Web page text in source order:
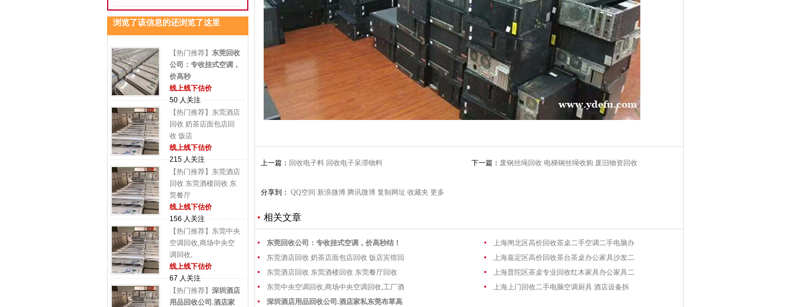
浏览了该信息的还浏览了这里
【热门推荐】 东莞回收
公司：专收挂式空调，
价高秒
线上线下估价
50 人关注
【热门推荐】东莞酒店
回收 奶茶店面包店回
收 饭店
线上线下估价
215 人关注
【热门推荐】东莞酒店
回收 东莞酒楼回收 东
莞餐厅
线上线下估价
156 人关注
【热门推荐】东莞中央
空调回收,商场中央空
调回收,
线上线下估价
67 人关注
【热门推荐】 深圳酒店
用品回收公司.酒店家
上一篇： 回收电子料 回收电子呆滞物料 下一篇： 废钢丝绳回收 电梯钢丝绳收购 废旧物资回收
分享到： QQ空间 新浪微博 腾讯微博 复制网址 收藏夹 更多
相关文章
东莞回收公司：专收挂式空调，价高秒结！
东莞酒店回收 奶茶店面包店回收 饭店宾馆回
东莞酒店回收 东莞酒楼回收 东莞餐厅回收
东莞中央空调回收,商场中央空调回收,工厂酒
深圳酒店用品回收公司.酒店家私东莞布草高
上海闸北区高价回收茶桌二手空调二手电脑办
上海嘉定区高价回收茶台茶桌办公家具沙发二
上海普陀区茶桌专业回收红木家具办公家具二
上海上门回收二手电脑空调厨具 酒店设备拆